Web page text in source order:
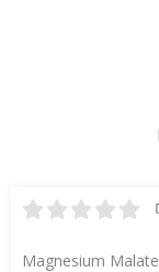
Magnesium